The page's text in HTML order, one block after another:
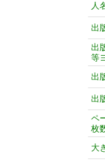
人
出
出
等
出
出
ペ
枚
大